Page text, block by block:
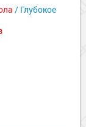
/ Глубокое